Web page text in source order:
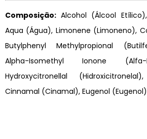
Composição: Alcohol (Álcool
Aqua (Água), Limonene (Limoneno),
Butylphenyl Methylpropional
Alpha-Isomethyl Ionone
Hydroxycitronellal
Cinnamal (Cinamal), Eugenol